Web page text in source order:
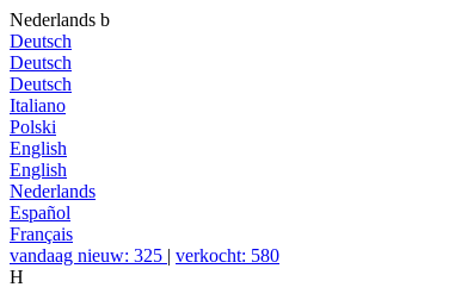
Nederlands b
Deutsch
Deutsch
Deutsch
Italiano
Polski
English
English
Nederlands
Español
Français
vandaag nieuw: 325 | verkocht: 580
H